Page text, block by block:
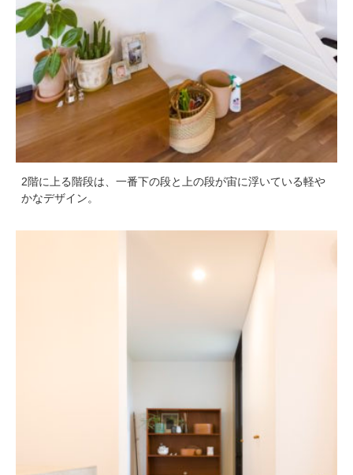
2階に上る階段は、一番下の段と上の段が宙に浮いている軽や
かなデザイン。